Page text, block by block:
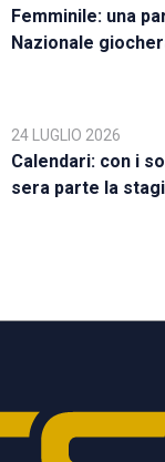
Femminile: una
Nazionale
24 LUGLIO 2026
Calendari: con i
sera parte la